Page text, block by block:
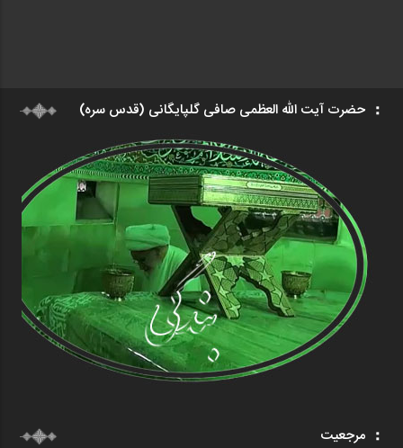
حضرت آیت الله العظمی صافی گلپایگانی (قدس سره)
مرجعیت